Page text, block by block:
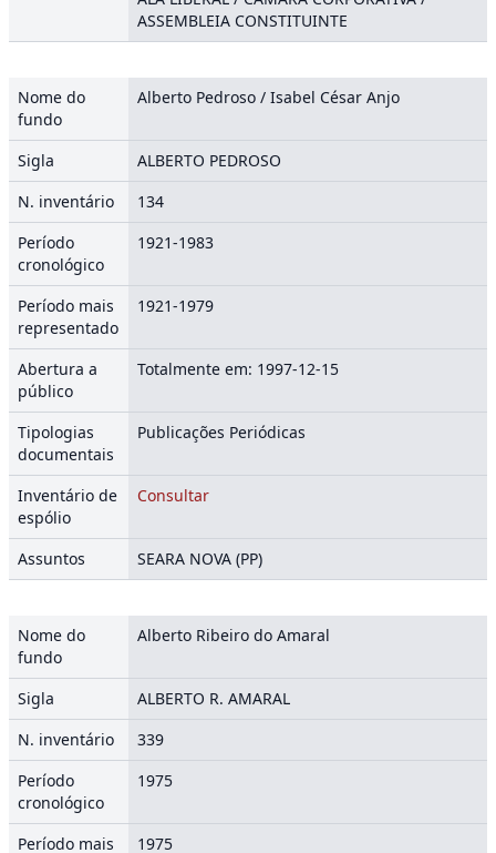
ASSEMBLEIA CONSTITUINTE
Nome do
fundo
Alberto Pedroso / Isabel César Anjo
Sigla
ALBERTO PEDROSO
N. inventário
134
Período
cronológico
1921-1983
Período mais
representado
1921-1979
Abertura a
público
Totalmente em: 1997-12-15
Tipologias
documentais
Publicações Periódicas
Inventário de
espólio
Consultar
Assuntos SEARA NOVA (PP)
Nome do
fundo
Alberto Ribeiro do Amaral
Sigla
ALBERTO R. AMARAL
N. inventário
339
Período
cronológico
1975
Período mais 1975